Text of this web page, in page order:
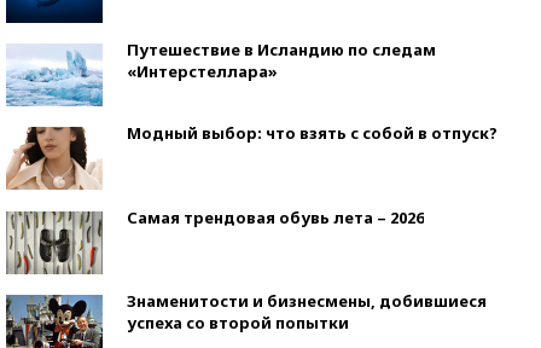
Путешествие в Исландию по следам
«Интерстеллара»
Модный выбор: что взять с собой в отпуск?
Самая трендовая обувь лета – 2026
Знаменитости и бизнесмены, добившиеся
успеха со второй попытки